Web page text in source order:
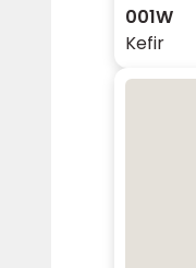
001W
Kefir